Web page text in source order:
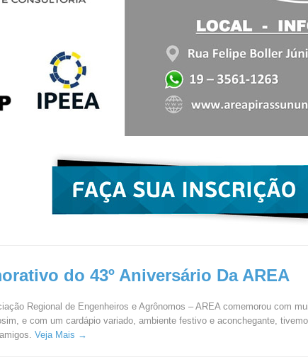
do 43º Aniversário Da AREA
Regional de Engenheiros e Agrônomos – AREA comemorou com
e com um cardápio variado, ambiente festivo e aconchegante,
Veja Mais →